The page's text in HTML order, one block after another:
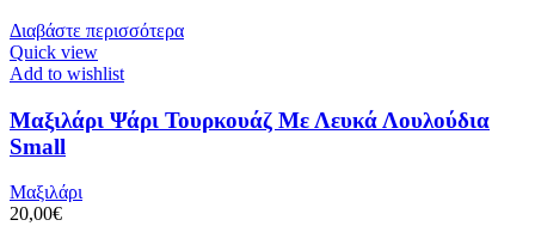
Διαβάστε περισσότερα
Quick view
Add to wishlist
Μαξιλάρι Ψάρι Τουρκουάζ Με Λευκά Λουλούδια
Small
Μαξιλάρι
20,00€